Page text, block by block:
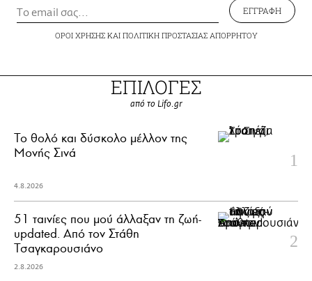
ΕΓΓΡΑΦΗ
ΟΡΟΙ ΧΡΗΣΗΣΚΑΙ ΠΟΛΙΤΙΚΗ ΠΡΟΣΤΑΣΙΑΣ ΑΠΟΡΡΗΤΟΥ
ΕΠΙΛΟΓΕΣ
από το Lifo.gr
Το θολό και δύσκολο μέλλον της
Μονής Σινά
4.8.2026
51 ταινίες που μού άλλαξαν τη ζωή-
updated. Aπό τον Στάθη
Τσαγκαρουσιάνο
2.8.2026